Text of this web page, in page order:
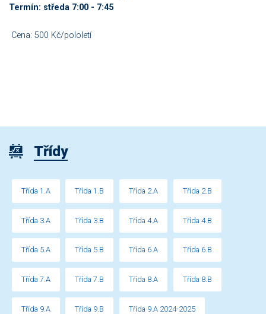
Termín: středa 7:00 - 7:45
Cena: 500 Kč/pololetí
Třídy
Třída 1.A Třída 1.B Třída 2.A Třída 2.B
Třída 3.A Třída 3.B Třída 4.A Třída 4.B
Třída 5.A Třída 5.B Třída 6.A Třída 6.B
Třída 7.A Třída 7.B Třída 8.A Třída 8.B
Třída 9.A Třída 9.B Třída 9.A 2024-2025